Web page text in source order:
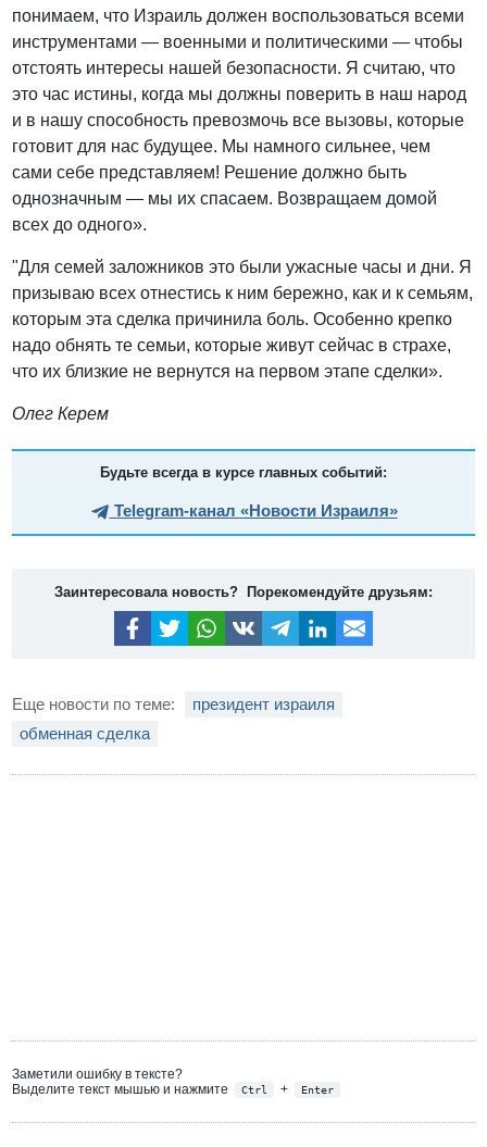
понимаем, что Израиль должен воспользоваться всеми
инструментами — военными и политическими — чтобы
отстоять интересы нашей безопасности. Я считаю, что
это час истины, когда мы должны поверить в наш народ
и в нашу способность превозмочь все вызовы, которые
готовит для нас будущее. Мы намного сильнее, чем
сами себе представляем! Решение должно быть
однозначным — мы их спасаем. Возвращаем домой
всех до одного».
"Для семей заложников это были ужасные часы и дни. Я
призываю всех отнестись к ним бережно, как и к семьям,
которым эта сделка причинила боль. Особенно крепко
надо обнять те семьи, которые живут сейчас в страхе,
что их близкие не вернутся на первом этапе сделки».
Олег Керем
Будьте всегда в курсе главных событий:
Telegram-канал «Новости Израиля»
Заинтересовала новость? Порекомендуйте друзьям:
Еще новости по теме:
президент израиля
обменная сделка
Заметили ошибку в тексте?
Выделите текст мышью и нажмите
Ctrl + Enter